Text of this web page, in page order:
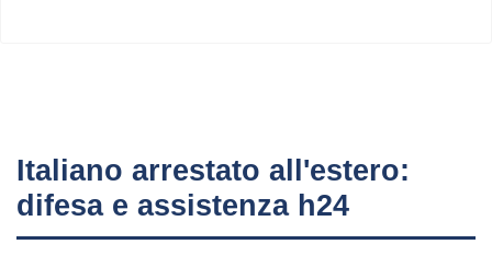
Italiano arrestato all'estero:
difesa e assistenza h24